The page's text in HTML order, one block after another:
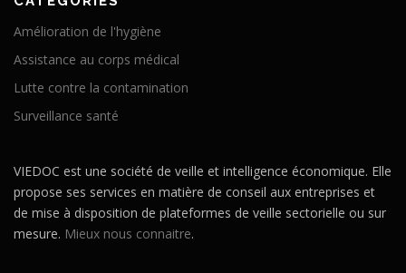
Amélioration de l'hygiène
Assistance au corps médical
Lutte contre la contamination
Surveillance santé
VIEDOC est une société de veille et intelligence économique. Elle
propose ses services en matière de conseil aux entreprises et
de mise à disposition de plateformes de veille sectorielle ou sur
mesure. Mieux nous connaitre.